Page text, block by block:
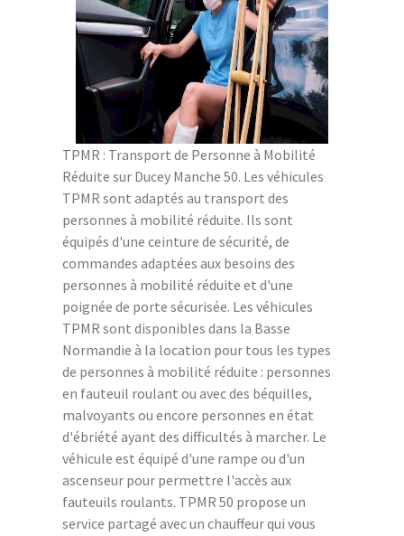
TPMR : Transport de Personne à Mobilité
Réduite sur Ducey Manche 50. Les véhicules
TPMR sont adaptés au transport des
personnes à mobilité réduite. Ils sont
équipés d'une ceinture de sécurité, de
commandes adaptées aux besoins des
personnes à mobilité réduite et d'une
poignée de porte sécurisée. Les véhicules
TPMR sont disponibles dans la Basse
Normandie à la location pour tous les types
de personnes à mobilité réduite : personnes
en fauteuil roulant ou avec des béquilles,
malvoyants ou encore personnes en état
d'ébriété ayant des difficultés à marcher. Le
véhicule est équipé d'une rampe ou d'un
ascenseur pour permettre l'accès aux
fauteuils roulants. TPMR 50 propose un
service partagé avec un chauffeur qui vous